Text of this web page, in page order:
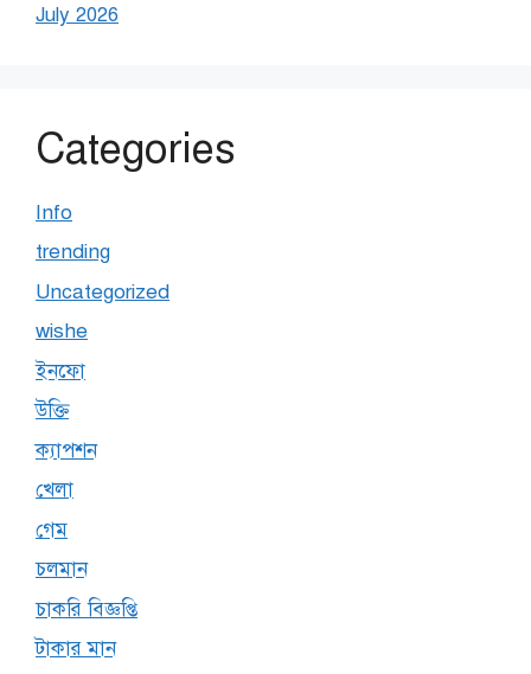
July 2026
Categories
Info
trending
Uncategorized
wishe
ইনফো
উক্তি
ক্যাপশন
খেলা
গেম
চলমান
চাকরি বিজ্ঞপ্তি
টাকার মান